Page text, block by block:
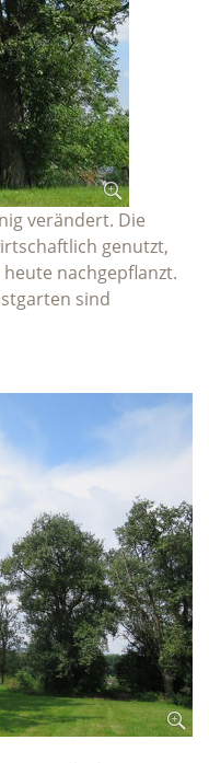
verändert. Die
genutzt,
nachgepflanzt.
sind